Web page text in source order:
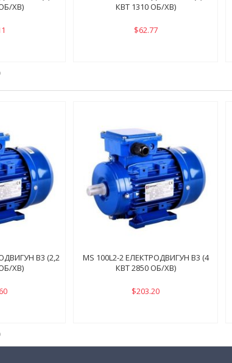
ХВ)
КВТ 1310 ОБ/ХВ)
$62.77
B3 (2,2
ХВ)
MS 100L2-2 ЕЛЕКТРОДВИГУН B3 (4
КВТ 2850 ОБ/ХВ)
$203.20